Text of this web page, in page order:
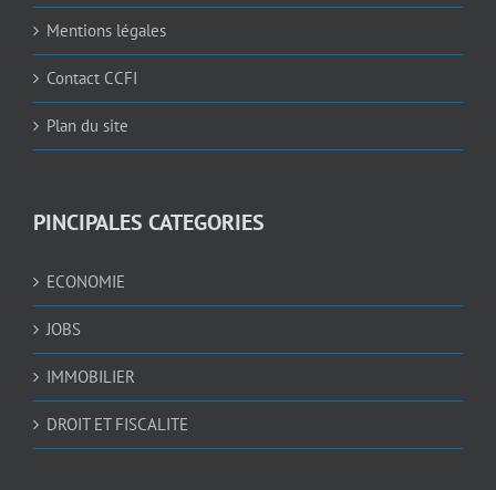
Mentions légales
Contact CCFI
Plan du site
PINCIPALES CATEGORIES
ECONOMIE
JOBS
IMMOBILIER
DROIT ET FISCALITE